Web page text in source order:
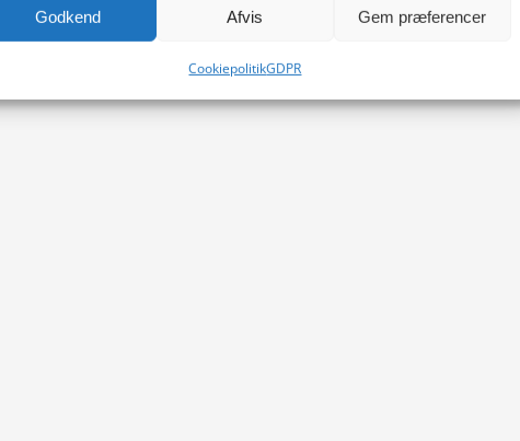
Godkend Afvis Gem præferencer
CookiepolitikGDPR